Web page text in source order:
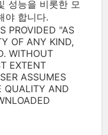
성능을 비롯한 모
야 합니다.
PROVIDED "AS
OF ANY KIND,
WITHOUT
EXTENT
ASSUMES
QUALITY AND